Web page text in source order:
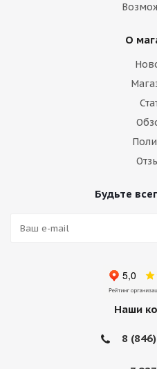
О
Будьте
Наши
8